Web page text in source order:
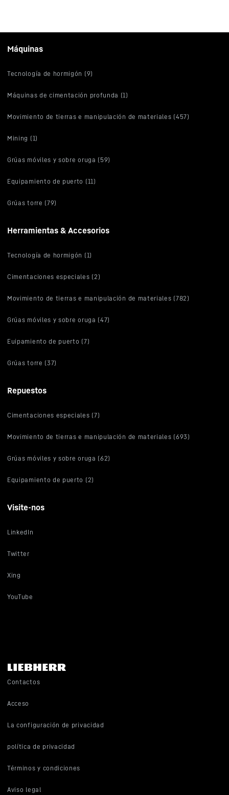
Máquinas
Tecnología de hormigón (9)
Máquinas de cimentación profunda (1)
Movimiento de tierras e manipulación de materiales (457)
Mining (1)
Grúas móviles y sobre oruga (59)
Equipamiento de puerto (11)
Grúas torre (79)
Herramientas & Accesorios
Tecnología de hormigón (1)
Cimentaciones especiales (2)
Movimiento de tierras e manipulación de materiales (782)
Grúas móviles y sobre oruga (47)
Euipamiento de puerto (7)
Grúas torre (37)
Repuestos
Cimentaciones especiales (7)
Movimiento de tierras e manipulación de materiales (693)
Grúas móviles y sobre oruga (62)
Equipamiento de puerto (2)
Visite-nos
LinkedIn
Twitter
Xing
YouTube
Contactos
Acceso
La configuración de privacidad
política de privacidad
Términos y condiciones
Aviso legal